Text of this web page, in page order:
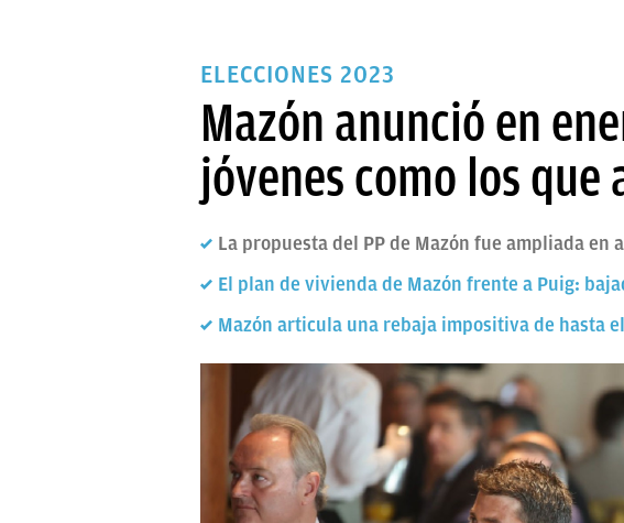
ELECCIONES 2023
Mazón anunció en
jóvenes como los que
La propuesta del PP de Mazón fue ampliada
El plan de vivienda de Mazón frente a Puig:
Mazón articula una rebaja impositiva de hasta